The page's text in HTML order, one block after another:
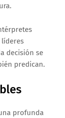
líderes
decisión se
predican.
profunda